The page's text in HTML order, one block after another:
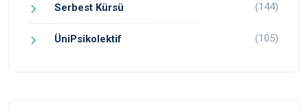
Serbest Kürsü (144)
ÜniPsikolektif (105)